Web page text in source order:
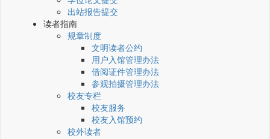
出站报告提交
读者指南
规章制度
文明读者公约
用户入馆管理办法
借阅证件管理办法
参观拍摄管理办法
校友专栏
校友服务
校友入馆预约
校外读者